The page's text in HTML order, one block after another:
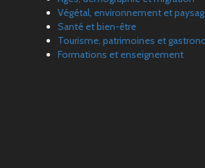
Végétal, environnement et
Santé et bien-être
Tourisme, patrimoines et
Formations et enseignement